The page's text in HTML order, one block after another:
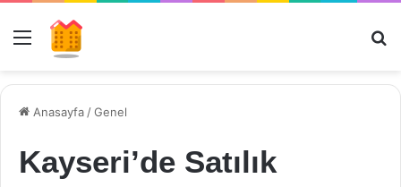
Menü
Anasayfa /Genel
Kayseri’de Satılık